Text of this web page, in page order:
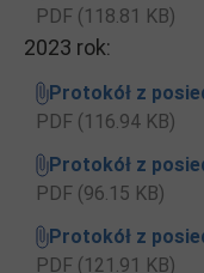
PDF (118.81 KB)
2023 rok:
Protokół z
PDF (116.94 KB)
Protokół z
PDF (96.15 KB)
Protokół z
PDF (121.91 KB)